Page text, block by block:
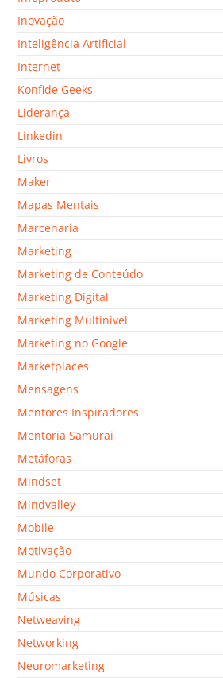
Inovação
Inteligência Artificial
Internet
Konfide Geeks
Liderança
Linkedin
Livros
Maker
Mapas Mentais
Marcenaria
Marketing
Marketing de Conteúdo
Marketing Digital
Marketing Multinível
Marketing no Google
Marketplaces
Mensagens
Mentores Inspiradores
Mentoria Samurai
Metáforas
Mindset
Mindvalley
Mobile
Motivação
Mundo Corporativo
Músicas
Netweaving
Networking
Neuromarketing